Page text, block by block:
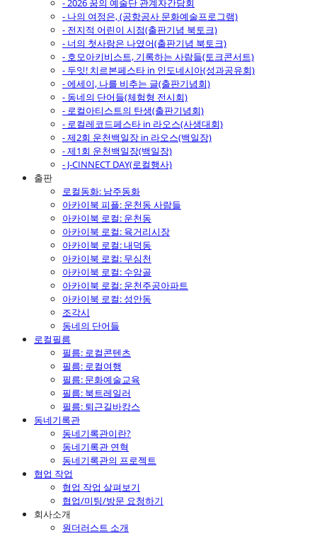
- 2026 꿈의 예술단 관계자간담회
- 나의 여정은, (공항공사 문화예술프로그램)
- 전지적 어린이 시점(출판기념 북토크)
- 너의 첫사랑은 나였어(출판기념 북토크)
- 호모아키비스트, 기록하는 사람들(토크콘서트)
- 두잇! 치르본페스타 in 인도네시아(성과공유회)
- 에세이, 나를 비추는 글(출판기념회)
- 동네의 단어들(체험형 전시회)
- 로컬아티스트의 탄생(출판기념회)
- 로컬레코드페스타 in 라오스(사생대회)
- 제2회 운천백일장 in 라오스(백일장)
- 제1회 운천백일장(백일장)
- J-CINNECT DAY(로컬행사)
출판
로컬동화: 남주동화
아카이북 피플: 운천동 사람들
아카이북 로컬: 운천동
아카이북 로컬: 육거리시장
아카이북 로컬: 내덕동
아카이북 로컬: 무심천
아카이북 로컬: 수암골
아카이북 로컬: 운천주공아파트
아카이북 로컬: 성안동
조각시
동네의 단어들
로컬필름
필름: 로컬콘텐츠
필름: 로컬여행
필름: 문화예술교육
필름: 북트레일러
필름: 퇴근길바캉스
동네기록관
동네기록관이란?
동네기록관 연혁
동네기록관의 프로젝트
협업 작업
협업 작업 살펴보기
협업/미팅/방문 요청하기
회사소개
원더러스트 소개